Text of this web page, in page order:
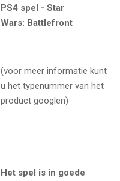
PS4 spel - Star
Wars: Battlefront
(voor meer informatie kunt
u het typenummer van het
product googlen)
Het spel is in goede